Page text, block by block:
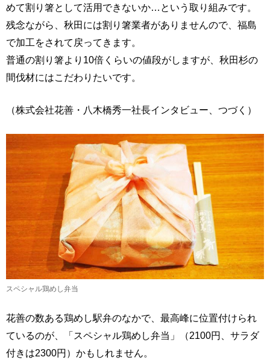
めて割り箸として活用できないか…という取り組みです。
残念ながら、秋田には割り箸業者がありませんので、福島
で加工をされて戻ってきます。
普通の割り箸より10倍くらいの値段がしますが、秋田杉の
間伐材にはこだわりたいです。
（株式会社花善・八木橋秀一社長インタビュー、つづく）
スペシャル鶏めし弁当
花善の数ある鶏めし駅弁のなかで、最高峰に位置付けられ
ているのが、「スペシャル鶏めし弁当」（2100円、サラダ
付きは2300円）かもしれません。